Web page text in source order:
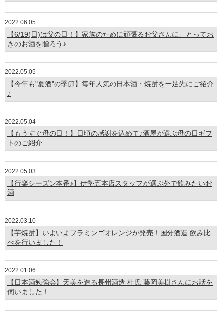
2022.06.05
【6/19(日)は父の日！】家族のために頑張るお父さんに、とってお
きのお酒を贈ろう♪
2022.05.05
【今年も"夏酒"の季節】毎年人気の日本酒・焼酎を一足先にご紹介
♪
2022.05.04
【もうすぐ母の日！】日頃の感謝を込めて♪酒屋が選ぶ母の日ギフ
トのご紹介
2022.05.03
【行楽シーズン本番♪】伊勢五本店スタッフが選ぶ外で飲みたいお
酒
2022.03.10
【芋焼酎】いよいよフラミンゴオレンジが発売！国分酒造 飲み比
べを行いました！
2022.01.06
【日本酒勉強会】天美を造る長州酒造 杜氏 藤岡美樹さんにお話を
伺いました！